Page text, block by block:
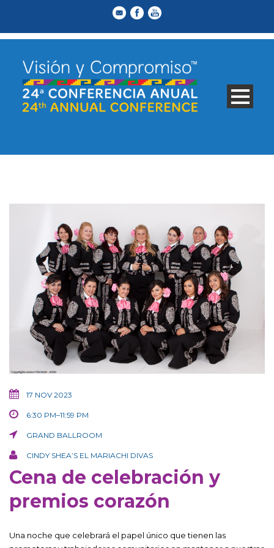
17 NOV 2023
6:30 PM–11:59 PM
GRAND BALLROOM
CINDY SHEA’S EL MARIACHI DIVAS
Cena de celebración y
premios corazón
Una noche que celebrará el papel único que tienen las